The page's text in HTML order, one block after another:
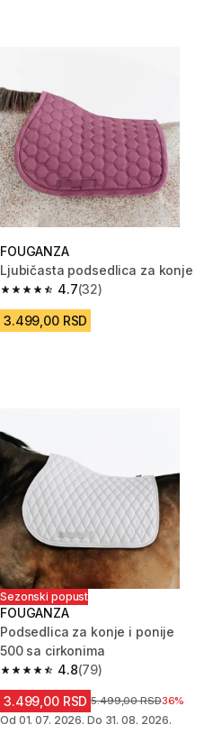
FOUGANZA
Ljubičasta podsedlica za konje
4.7
4.7 od 5 zvezdica from 32
(32)
3.499,00 RSD
Sezonski popust
FOUGANZA
Podsedlica za konje i ponije
500 sa cirkonima
4.8
4.8 od 5 zvezdica from 79
(79)
3.499,00 RSD Cena pre sniženja
5.499,00 RSD36%
Od 01. 07. 2026. Do 31. 08. 2026.